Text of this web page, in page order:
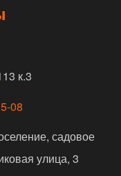
к.3
08
садовое
улица, 3